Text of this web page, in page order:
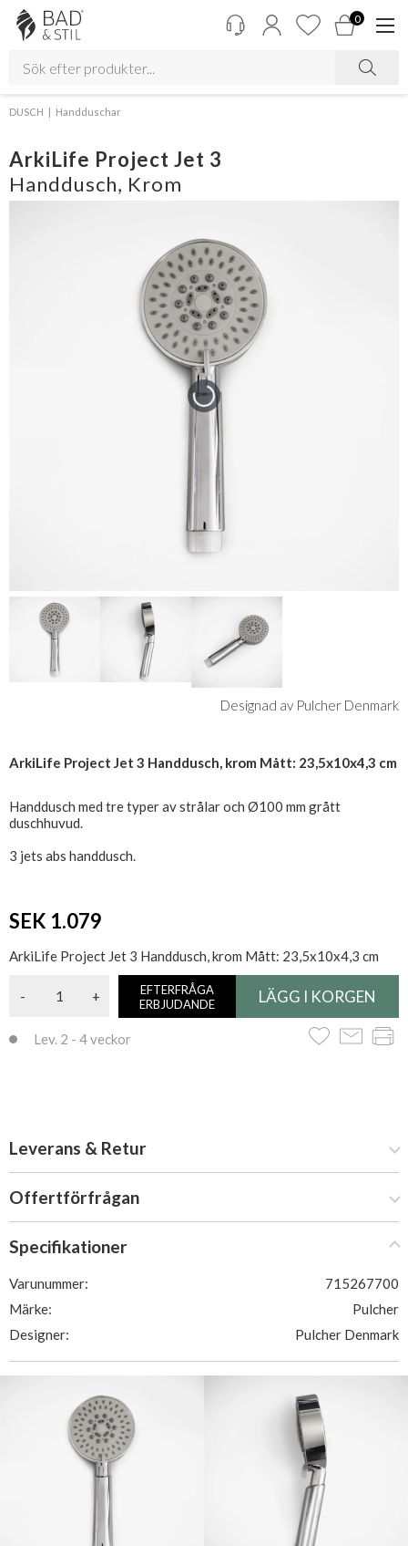
0
DUSCH Handduschar
ArkiLife Project Jet 3
Handdusch, Krom
Designad av Pulcher Denmark
ArkiLife Project Jet 3 Handdusch, krom Mått: 23,5x10x4,3 cm
Handdusch med tre typer av strålar och Ø100 mm grått
duschhuvud.
3 jets abs handdusch.
SEK 1.079
ArkiLife Project Jet 3 Handdusch, krom Mått: 23,5x10x4,3 cm
- +
EFTERFRÅGA
ERBJUDANDE
Lev. 2 - 4 veckor
Leverans & Retur
Offertförfrågan
Specifikationer
Varunummer:
715267700
Märke:
Pulcher
Designer:
Pulcher Denmark